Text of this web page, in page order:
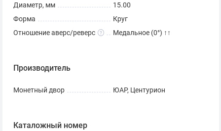
Диаметр, мм
15.00
Форма
Круг
Отношение аверс/реверс
Медальное (0°) ↑↑
Производитель
Монетный двор ЮАР, Центурион
Каталожный номер